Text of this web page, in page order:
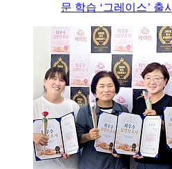
문 학습 ‘그레이스’ 출시